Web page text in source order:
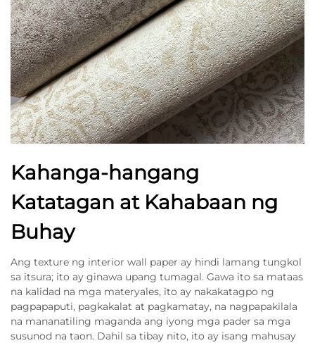
Kahanga-hangang
Katatagan at Kahabaan ng
Buhay
Ang texture ng interior wall paper ay hindi lamang tungkol
sa itsura; ito ay ginawa upang tumagal. Gawa ito sa mataas
na kalidad na mga materyales, ito ay nakakatagpo ng
pagpapaputi, pagkakalat at pagkamatay, na nagpapakilala
na mananatiling maganda ang iyong mga pader sa mga
susunod na taon. Dahil sa tibay nito, ito ay isang mahusay